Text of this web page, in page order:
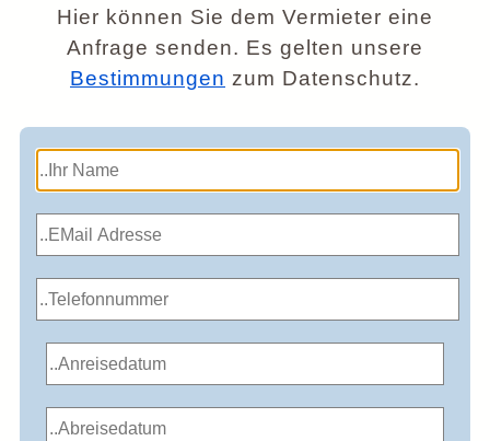
Hier können Sie dem Vermieter eine
Anfrage senden. Es gelten unsere
Bestimmungen zum Datenschutz.